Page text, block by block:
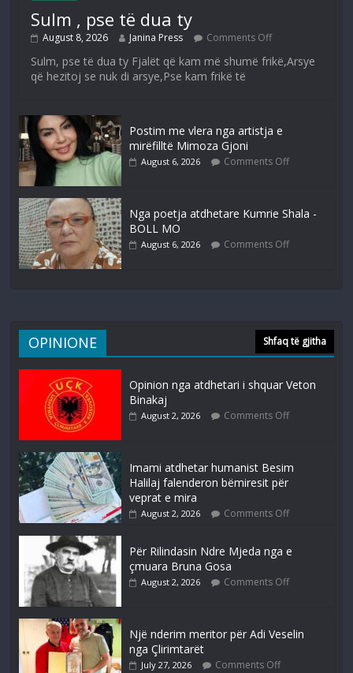
Sulm , pse të dua ty
August 8, 2026 Janina Press Comments Off
Sulm, pse të dua ty Fjalët që kam më shumë frikë,Arsye
që hezitoj se nuk di arsye,Pse kam frikë të
Postim me vlera nga artistja e
mirëfilltë Mimoza Gjoni
August 6, 2026 Comments Off
Nga poetja atdhetare Kumrie Shala -
BOLL MO
August 6, 2026 Comments Off
OPINIONE Shfaq të gjitha
Opinion nga atdhetari i shquar Veton
Binakaj
August 2, 2026 Comments Off
Imami atdhetar humanist Besim
Halilaj falenderon bëmiresit për
veprat e mira
August 2, 2026 Comments Off
Për Rilindasin Ndre Mjeda nga e
çmuara Bruna Gosa
August 2, 2026 Comments Off
Një nderim meritor për Adi Veselin
nga Çlirimtarët
July 27, 2026 Comments Off